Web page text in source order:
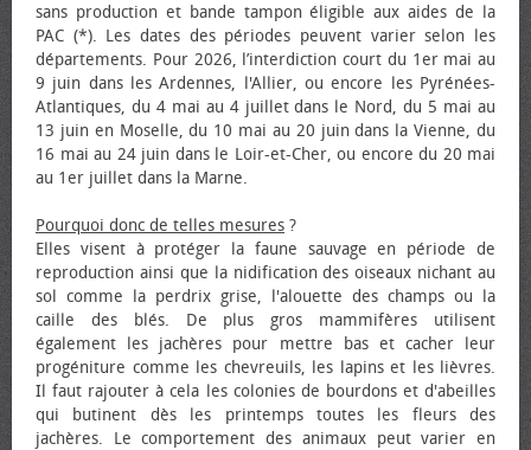
sans production et bande tampon éligible aux aides de la
PAC (*). Les dates des périodes peuvent varier selon les
départements. Pour 2026, l’interdiction court du 1er mai au
9 juin dans les Ardennes, l'Allier, ou encore les Pyrénées-
Atlantiques, du 4 mai au 4 juillet dans le Nord, du 5 mai au
13 juin en Moselle, du 10 mai au 20 juin dans la Vienne, du
16 mai au 24 juin dans le Loir-et-Cher, ou encore du 20 mai
au 1er juillet dans la Marne.
Pourquoi donc de telles mesures ?
Elles visent à protéger la faune sauvage en période de
reproduction ainsi que la nidification des oiseaux nichant au
sol comme la perdrix grise, l'alouette des champs ou la
caille des blés. De plus gros mammifères utilisent
également les jachères pour mettre bas et cacher leur
progéniture comme les chevreuils, les lapins et les lièvres.
Il faut rajouter à cela les colonies de bourdons et d'abeilles
qui butinent dès les printemps toutes les fleurs des
jachères. Le comportement des animaux peut varier en